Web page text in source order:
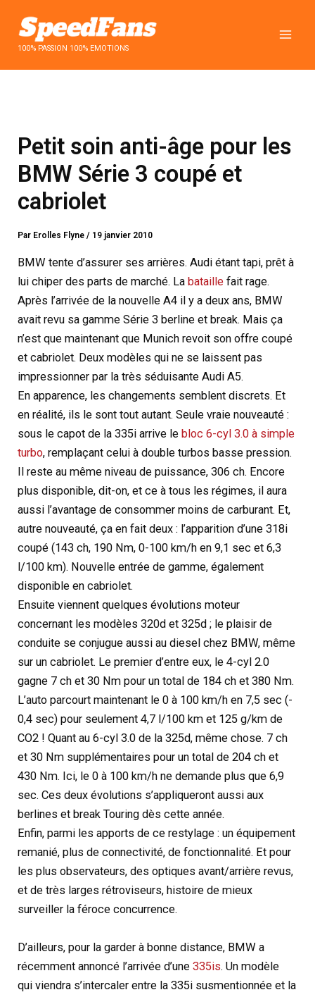
contenu100% PASSION 100% EMOTIONS
Petit soin anti-âge pour les
BMW Série 3 coupé et
cabriolet
Par Erolles Flyne/ 19 janvier 2010
BMW tente d’assurer ses arrières. Audi étant tapi, prêt à
lui chiper des parts de marché. La bataille fait rage.
Après l’arrivée de la nouvelle A4 il y a deux ans, BMW
avait revu sa gamme Série 3 berline et break. Mais ça
n’est que maintenant que Munich revoit son offre coupé
et cabriolet. Deux modèles qui ne se laissent pas
impressionner par la très séduisante Audi A5.
En apparence, les changements semblent discrets. Et
en réalité, ils le sont tout autant. Seule vraie nouveauté :
sous le capot de la 335i arrive le bloc 6-cyl 3.0 à simple
turbo, remplaçant celui à double turbos basse pression.
Il reste au même niveau de puissance, 306 ch. Encore
plus disponible, dit-on, et ce à tous les régimes, il aura
aussi l’avantage de consommer moins de carburant. Et,
autre nouveauté, ça en fait deux : l’apparition d’une 318i
coupé (143 ch, 190 Nm, 0-100 km/h en 9,1 sec et 6,3
l/100 km). Nouvelle entrée de gamme, également
disponible en cabriolet.
Ensuite viennent quelques évolutions moteur
concernant les modèles 320d et 325d ; le plaisir de
conduite se conjugue aussi au diesel chez BMW, même
sur un cabriolet. Le premier d’entre eux, le 4-cyl 2.0
gagne 7 ch et 30 Nm pour un total de 184 ch et 380 Nm.
L’auto parcourt maintenant le 0 à 100 km/h en 7,5 sec (-
0,4 sec) pour seulement 4,7 l/100 km et 125 g/km de
CO2 ! Quant au 6-cyl 3.0 de la 325d, même chose. 7 ch
et 30 Nm supplémentaires pour un total de 204 ch et
430 Nm. Ici, le 0 à 100 km/h ne demande plus que 6,9
sec. Ces deux évolutions s’appliqueront aussi aux
berlines et break Touring dès cette année.
Enfin, parmi les apports de ce restylage : un équipement
remanié, plus de connectivité, de fonctionnalité. Et pour
les plus observateurs, des optiques avant/arrière revus,
et de très larges rétroviseurs, histoire de mieux
surveiller la féroce concurrence.
D’ailleurs, pour la garder à bonne distance, BMW a
récemment annoncé l’arrivée d’une335is. Un modèle
qui viendra s’intercaler entre la 335i susmentionnée et la